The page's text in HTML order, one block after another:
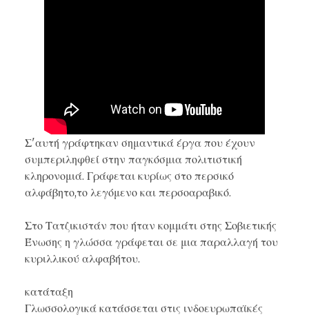
Σ'αυτή γράφτηκαν σημαντικά έργα που έχουν
συμπεριληφθεί στην παγκόσμια πολιτιστική
κληρονομιά. Γράφεται κυρίως στο περσικό
αλφάβητο,το λεγόμενο και περσοαραβικό.
Στο Τατζικιστάν που ήταν κομμάτι στης Σοβιετικής
Ένωσης η γλώσσα γράφεται σε μια παραλλαγή του
κυριλλικού αλφαβήτου.
κατάταξη
Γλωσσολογικά κατάσσεται στις ινδοευρωπαϊκές